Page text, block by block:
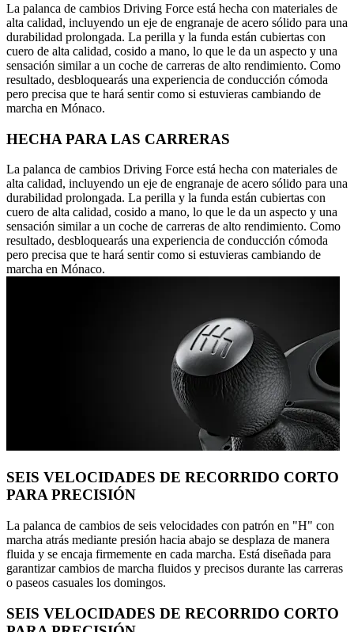
La palanca de cambios Driving Force está hecha con materiales de
alta calidad, incluyendo un eje de engranaje de acero sólido para una
durabilidad prolongada. La perilla y la funda están cubiertas con
cuero de alta calidad, cosido a mano, lo que le da un aspecto y una
sensación similar a un coche de carreras de alto rendimiento. Como
resultado, desbloquearás una experiencia de conducción cómoda
pero precisa que te hará sentir como si estuvieras cambiando de
marcha en Mónaco.
HECHA PARA LAS CARRERAS
La palanca de cambios Driving Force está hecha con materiales de
alta calidad, incluyendo un eje de engranaje de acero sólido para una
durabilidad prolongada. La perilla y la funda están cubiertas con
cuero de alta calidad, cosido a mano, lo que le da un aspecto y una
sensación similar a un coche de carreras de alto rendimiento. Como
resultado, desbloquearás una experiencia de conducción cómoda
pero precisa que te hará sentir como si estuvieras cambiando de
marcha en Mónaco.
SEIS VELOCIDADES DE RECORRIDO CORTO
PARA PRECISIÓN
La palanca de cambios de seis velocidades con patrón en "H" con
marcha atrás mediante presión hacia abajo se desplaza de manera
fluida y se encaja firmemente en cada marcha. Está diseñada para
garantizar cambios de marcha fluidos y precisos durante las carreras
o paseos casuales los domingos.
SEIS VELOCIDADES DE RECORRIDO CORTO